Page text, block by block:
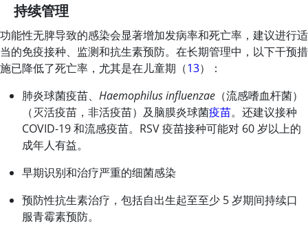
持续管理
功能性无脾导致的感染会显著增加发病率和死亡率，建议进行适
当的免疫接种、监测和抗生素预防。在长期管理中，以下干预措
施已降低了死亡率，尤其是在儿童期（13）：
肺炎球菌疫苗、 Haemophilus influenzae （流感嗜血杆菌）
（灭活疫苗，非活疫苗）及脑膜炎球菌疫苗。还建议接种
COVID-19 和流感疫苗。RSV 疫苗接种可能对 60 岁以上的
成年人有益。
早期识别和治疗严重的细菌感染
预防性抗生素治疗，包括自出生起至至少 5 岁期间持续口
服青霉素预防。